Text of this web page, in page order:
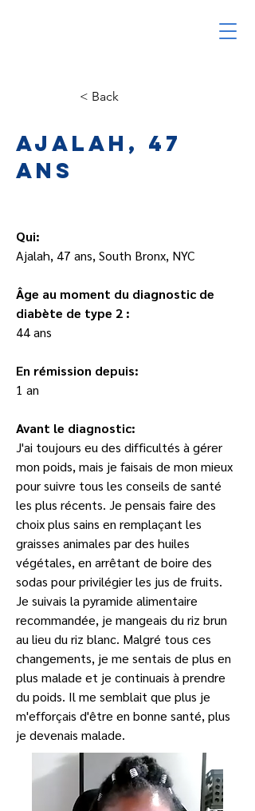
< Back
Ajalah, 47
ans
Qui:
Ajalah, 47 ans, South Bronx, NYC
Âge au moment du diagnostic de
diabète de type 2 :
44 ans
En rémission depuis:
1 an
Avant le diagnostic:
J'ai toujours eu des difficultés à gérer
mon poids, mais je faisais de mon mieux
pour suivre tous les conseils de santé
les plus récents. Je pensais faire des
choix plus sains en remplaçant les
graisses animales par des huiles
végétales, en arrêtant de boire des
sodas pour privilégier les jus de fruits.
Je suivais la pyramide alimentaire
recommandée, je mangeais du riz brun
au lieu du riz blanc. Malgré tous ces
changements, je me sentais de plus en
plus malade et je continuais à prendre
du poids. Il me semblait que plus je
m'efforçais d'être en bonne santé, plus
je devenais malade.